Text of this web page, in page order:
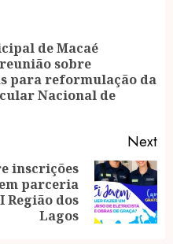
de Macaé
sobre
para reformulação da
Nacional de
Next
inscrições
parceria
Região dos
Lagos